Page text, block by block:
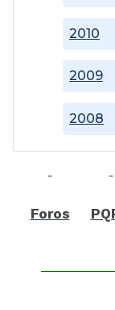
2008
2009
2010
Foros